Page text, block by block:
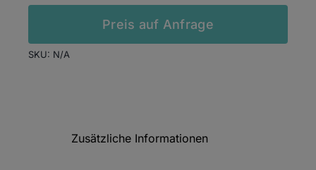
Preis auf Anfrage
SKU: N/A
Zusätzliche Informationen